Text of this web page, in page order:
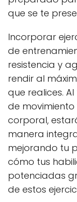
que se te
Incorporar
de
resistencia y
rendir al
que realices.
de
corporal,
manera
mejorando tu
cómo tus
potenciadas
de estos